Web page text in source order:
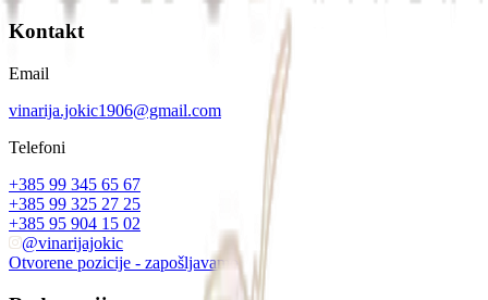
Kontakt
Email
vinarija.jokic1906@gmail.com
Telefoni
+385 99 345 65 67
+385 99 325 27 25
+385 95 904 15 02
@vinarijajokic
Otvorene pozicije - zapošljavamo